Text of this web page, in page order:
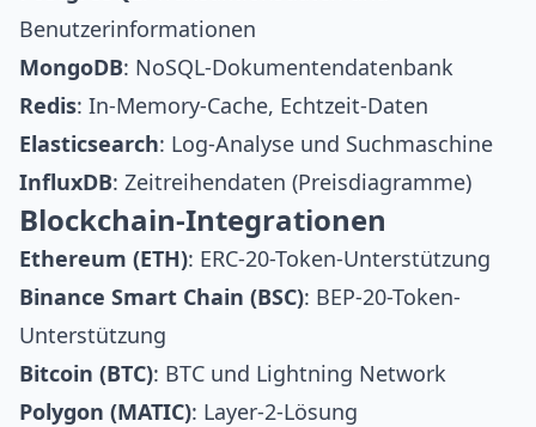
Benutzerinformationen
MongoDB: NoSQL-Dokumentendatenbank
Redis: In-Memory-Cache, Echtzeit-Daten
Elasticsearch: Log-Analyse und Suchmaschine
InfluxDB: Zeitreihendaten (Preisdiagramme)
Blockchain-Integrationen
Ethereum (ETH): ERC-20-Token-Unterstützung
Binance Smart Chain (BSC): BEP-20-Token-
Unterstützung
Bitcoin (BTC): BTC und Lightning Network
Polygon (MATIC): Layer-2-Lösung